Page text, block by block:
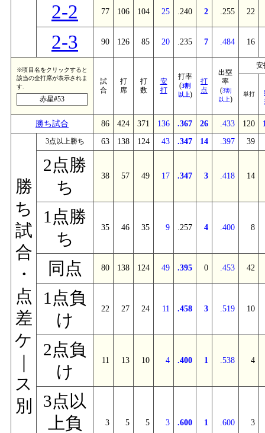
2-2 77 106 104 25 .240 2 .255 22
2-3 90 126 85 20 .235 7 .484 16
※項目名をクリックすると
該当の全打席が表示されま
す.
赤星#53
試
合
打
席
打
数
安
打
打率
(3割
以上)
打
点
出塁
率
(3割
以上)
安
単打
勝ち試合 86 424 371 136 .367 26 .433 120
勝
ち
試
合
・
点
差
ケ
ス
別
3点以上勝ち 63 138 124 43 .347 14 .397 39
2点勝
ち
38 57 49 17 .347 3 .418 14
1点勝
ち
35 46 35 9 .257 4 .400 8
同点 80 138 124 49 .395 0 .453 42
1点負
け
22 27 24 11 .458 3 .519 10
2点負
け
11 13 10 4 .400 1 .538 4
3点以
上負
3 5 5 3 .600 1 .600 3